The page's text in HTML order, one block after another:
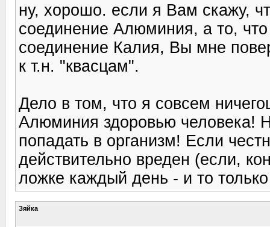
ну, хорошо. если я Вам скажу,
соединение Алюминия, а то,
соединение Калия, Вы мне
к т.н. "квасцам".
Дело в том, что я совсем
Алюминия здоровью человека!
попадать в организм! Если
действительно вреден (если,
ложке каждый день - и то
Зяйка